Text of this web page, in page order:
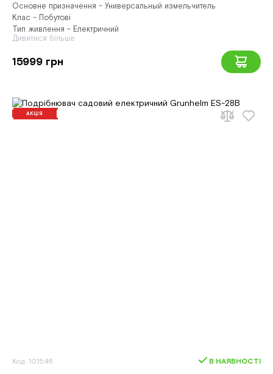
Основне призначення - Универсальный измельчитель
Клас - Побутові
Тип живлення - Електричний
Дивитися більше
15999 грн
АКЦІЯ
Код: 101546 В НАЯВНОСТІ